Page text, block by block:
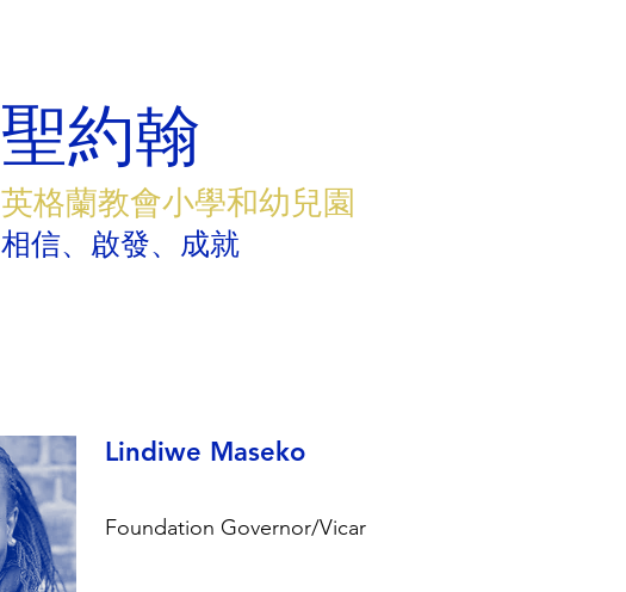
聖約翰
英格蘭教會小學和幼兒園
相信、啟發、成就
Lindiwe Maseko
Foundation Governor/Vicar